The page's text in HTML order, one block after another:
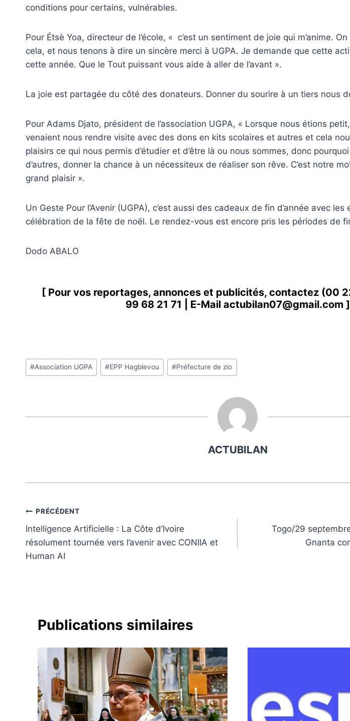
conditions pour certains, vulnérables.
Pour Étsè Yoa, directeur de l’école, « c’est un sentiment de joie qui m’anime.
cela, et nous tenons à dire un sincère merci à UGPA. Je demande que cette
cette année. Que le Tout puissant vous aide à aller de l’avant ».
La joie est partagée du côté des donateurs. Donner du sourire à un tiers nous
Pour Adams Djato, président de l’association UGPA, « Lorsque nous étions
venaient nous rendre visite avec des dons en kits scolaires et autres et cela
plaisirs ce qui nous permis d’étudier et d’être là ou nous sommes, donc
d’autres, donner la chance à un nécessiteux de réaliser son rêve. C’est notre
grand plaisir ».
Un Geste Pour l’Avenir (UGPA), c’est aussi des cadeaux de fin d’année avec
célébration de la fête de noël. Le rendez-vous est encore pris les périodes de
Dodo ABALO
[ Pour vos reportages, annonces et publicités, contactez (00
99 68 21 71 | E-Mail actubilan07@gmail.com ]
Étiquettes
de
#Association UGPA #EPP Hagblevou #Préfecture de zio
ACTUBILAN
Navigation
de
l’article
PRÉCÉDENT
Intelligence Artificielle : La Côte d’Ivoire
résolument tournée vers l’avenir avec CONIIA et
Human AI
Togo/29
Gnanta
Publications similaires